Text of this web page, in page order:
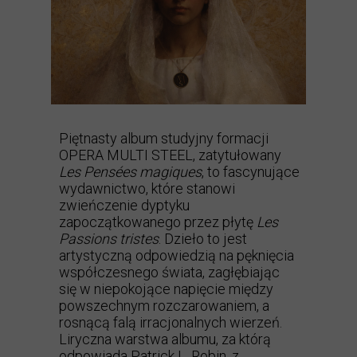
Piętnasty album studyjny formacji
OPERA MULTI STEEL , zatytułowany
Les Pensées magiques, to fascynujące
wydawnictwo, które stanowi
zwieńczenie dyptyku
zapoczątkowanego przez płytę Les
Passions tristes. Dzieło to jest
artystyczną odpowiedzią na pęknięcia
współczesnego świata, zagłębiając
się w niepokojące napięcie między
powszechnym rozczarowaniem, a
rosnącą falą irracjonalnych wierzeń.
Liryczna warstwa albumu, za którą